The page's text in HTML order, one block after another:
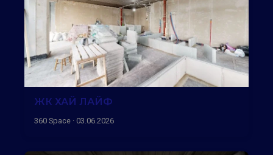
ЖК ХАЙ ЛАЙФ
360 Space · 03.06.2026